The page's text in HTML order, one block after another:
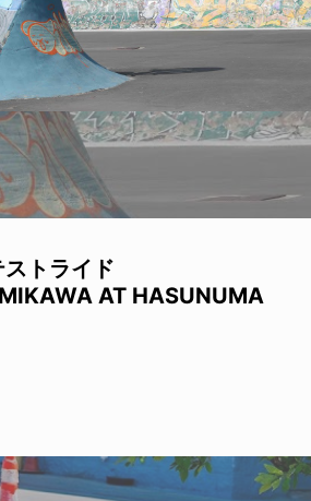
トライド
AT HASUNUMA